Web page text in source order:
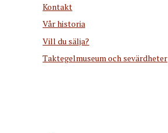
Kontakt
Vår historia
Vill du sälja?
Taktegelmuseum och sevärdheter